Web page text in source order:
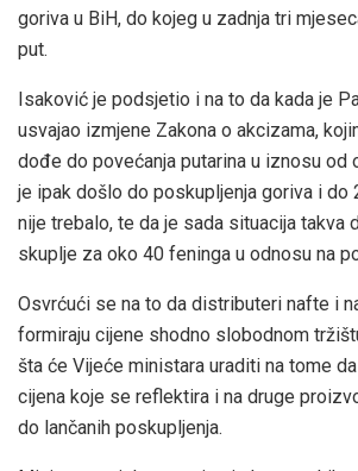
goriva u BiH, do kojeg u zadnja tri
put.
Isaković je podsjetio i na to da kada je
usvajao izmjene Zakona o akcizama,
dođe do povećanja putarina u iznosu od
je ipak došlo do poskupljenja goriva i do
nije trebalo, te da je sada situacija takva
skuplje za oko 40 feninga u odnosu na
Osvrćući se na to da distributeri nafte i
formiraju cijene shodno slobodnom
šta će Vijeće ministara uraditi na tome
cijena koje se reflektira i na druge
do lančanih poskupljenja.